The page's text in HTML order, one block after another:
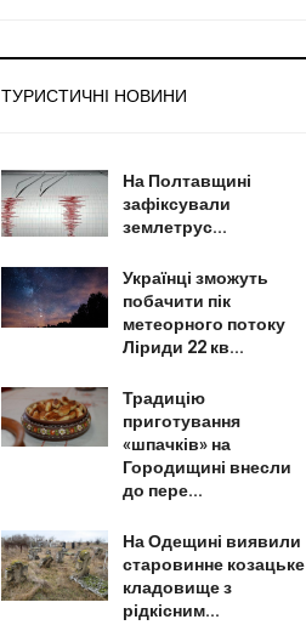
ТУРИСТИЧНІ НОВИНИ
На Полтавщині
зафіксували
землетрус...
Українці зможуть
побачити пік
метеорного потоку
Ліриди 22 кв...
Традицію
приготування
«шпачків» на
Городищині внесли
до пере...
На Одещині виявили
старовинне козацьке
кладовище з
рідкісним...